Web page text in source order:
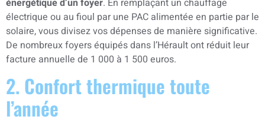
énergétique d’un foyer. En remplaçant un chauffage
électrique ou au fioul par une PAC alimentée en partie par le
solaire, vous divisez vos dépenses de manière significative.
De nombreux foyers équipés dans l’Hérault ont réduit leur
facture annuelle de 1 000 à 1 500 euros.
2. Confort thermique toute
l’année